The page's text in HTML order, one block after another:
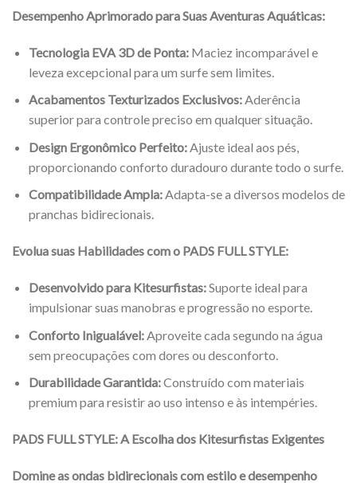
Desempenho Aprimorado para Suas Aventuras Aquáticas:
Tecnologia EVA 3D de Ponta:Maciez incomparável e
leveza excepcional para um surfe sem limites.
Acabamentos Texturizados Exclusivos:Aderência
superior para controle preciso em qualquer situação.
Design Ergonômico Perfeito:Ajuste ideal aos pés,
proporcionando conforto duradouro durante todo o surfe.
Compatibilidade Ampla:Adapta-se a diversos modelos de
pranchas bidirecionais.
Evolua suas Habilidades com o PADS FULL STYLE:
Desenvolvido para Kitesurfistas:Suporte ideal para
impulsionar suas manobras e progressão no esporte.
Conforto Inigualável:Aproveite cada segundo na água
sem preocupações com dores ou desconforto.
Durabilidade Garantida:Construído com materiais
premium para resistir ao uso intenso e às intempéries.
PADS FULL STYLE: A Escolha dos Kitesurfistas Exigentes
Domine as ondas bidirecionais com estilo e desempenho